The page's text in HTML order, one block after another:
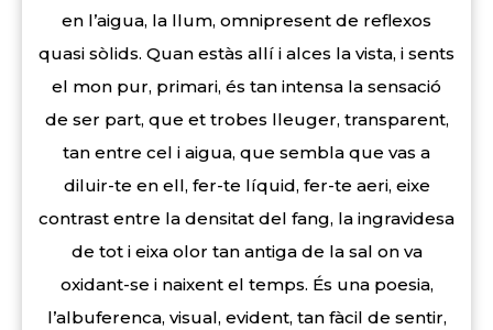
en l’aigua, la llum, omnipresent de reflexos
quasi sòlids. Quan estàs allí i alces la vista, i sents
el mon pur, primari, és tan intensa la sensació
de ser part, que et trobes lleuger, transparent,
tan entre cel i aigua, que sembla que vas a
diluir-te en ell, fer-te líquid, fer-te aeri, eixe
contrast entre la densitat del fang, la ingravidesa
de tot i eixa olor tan antiga de la sal on va
oxidant-se i naixent el temps. És una poesia,
l’albuferenca, visual, evident, tan fàcil de sentir,